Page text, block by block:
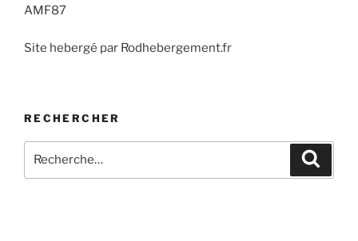
AMF87
Site hebergé par Rodhebergement.fr
RECHERCHER
pour